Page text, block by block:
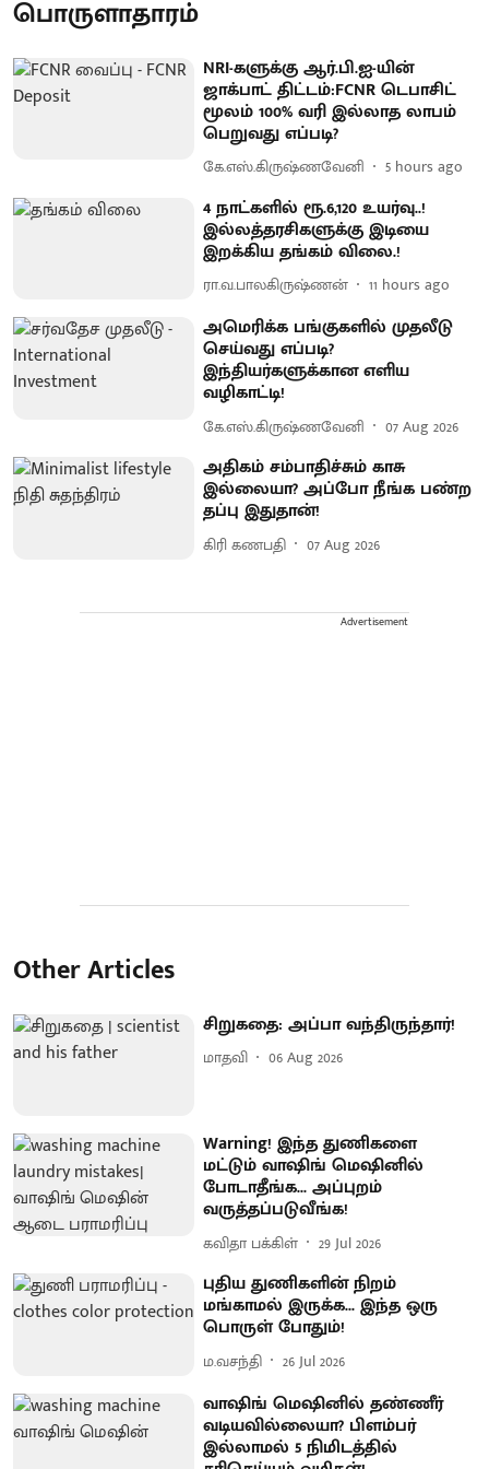
பொருளாதாரம்
NRI-களுக்கு ஆர்.பி.ஐ-யின்
ஜாக்பாட் திட்டம்:FCNR டெபாசிட்
மூலம் 100% வரி இல்லாத லாபம்
பெறுவது எப்படி?
கே.எஸ்.கிருஷ்ணவேனி 5 hours ago
4 நாட்களில் ரூ.6,120 உயர்வு..!
இல்லத்தரசிகளுக்கு இடியை
இறக்கிய தங்கம் விலை.!
ரா.வ.பாலகிருஷ்ணன் 11 hours ago
அமெரிக்க பங்குகளில் முதலீடு
செய்வது எப்படி?
இந்தியர்களுக்கான எளிய
வழிகாட்டி!
கே.எஸ்.கிருஷ்ணவேனி 07 Aug 2026
அதிகம் சம்பாதிச்சும் காசு
இல்லையா? அப்போ நீங்க பண்ற
தப்பு இதுதான்!
கிரி கணபதி 07 Aug 2026
Advertisement
Other Articles
சிறுகதை: அப்பா வந்திருந்தார்!
மாதவி 06 Aug 2026
Warning! இந்த துணிகளை
மட்டும் வாஷிங் மெஷினில்
போடாதீங்க... அப்புறம்
வருத்தப்படுவீங்க!
கவிதா பக்கிள் 29 Jul 2026
புதிய துணிகளின் நிறம்
மங்காமல் இருக்க... இந்த ஒரு
பொருள் போதும்!
ம.வசந்தி 26 Jul 2026
வாஷிங் மெஷினில் தண்ணீர்
வடியவில்லையா? பிளம்பர்
இல்லாமல் 5 நிமிடத்தில்